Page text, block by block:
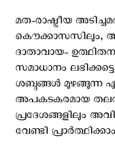
മത-രാഷ്ട്രീയ
കൌക്കാസസിലും,
ദാതാവായ-
സമാധാനം
ശബ്ദങ്ങൾ മുഴങ്ങുന്ന
അപകടകരമായ
പ്രദേശങ്ങളിലും
വേണ്ടി